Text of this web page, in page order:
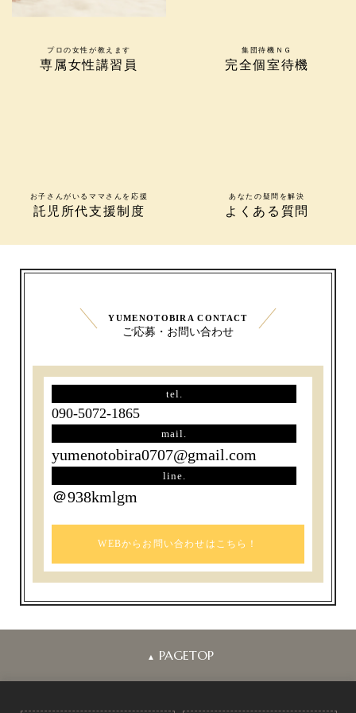
プロの女性が教えます
専属女性講習員
集団待機ＮＧ
完全個室待機
お子さんがいるママさんを応援
託児所代支援制度
あなたの疑問を解決
よくある質問
YUMENOTOBIRA CONTACT
ご応募・お問い合わせ
tel.
090-5072-1865
mail.
yumenotobira0707@gmail.com
line.
＠938kmlgm
WEBからお問い合わせはこちら！
▲ PAGETOP